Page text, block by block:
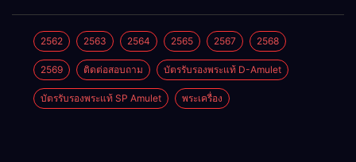
พ.ศ.2512
พ.ศ.2541
2562 2563 2564 2565 2567 2568
2569 ติดต่อสอบถาม บัตรรับรองพระแท้ D-Amulet
บัตรรับรองพระแท้ SP Amulet พระเครื่อง